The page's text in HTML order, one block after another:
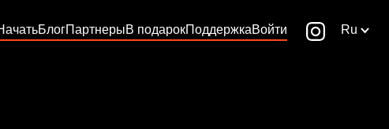
БлогПартнерыВ подарокПоддержкаВойти Ru